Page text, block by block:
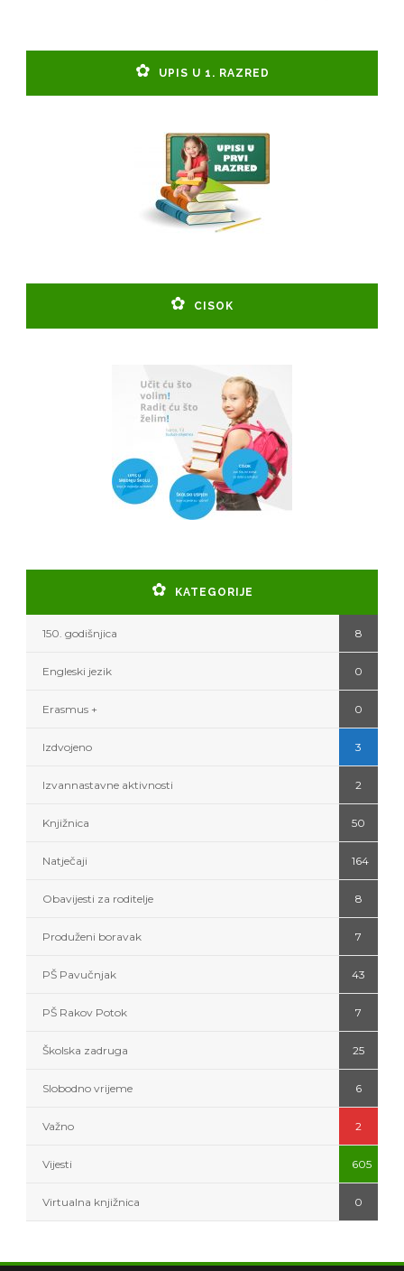
UPIS U 1. RAZRED
CISOK
KATEGORIJE
150. godišnjica 8
Engleski jezik 0
Erasmus + 0
Izdvojeno 3
Izvannastavne aktivnosti 2
Knjižnica 50
Natječaji 164
Obavijesti za roditelje 8
Produženi boravak 7
PŠ Pavučnjak 43
PŠ Rakov Potok 7
Školska zadruga 25
Slobodno vrijeme 6
Važno 2
Vijesti 605
Virtualna knjižnica 0